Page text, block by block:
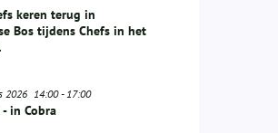
keren terug in
Bos tijdens Chefs in het
2026 14:00-17:00
in Cobra